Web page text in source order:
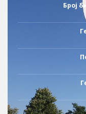
Број